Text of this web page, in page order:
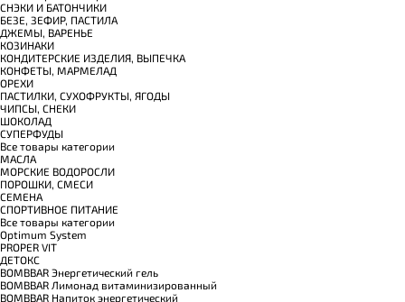
СНЭКИ И БАТОНЧИКИ
БЕЗЕ, ЗЕФИР, ПАСТИЛА
ДЖЕМЫ, ВАРЕНЬЕ
КОЗИНАКИ
КОНДИТЕРСКИЕ ИЗДЕЛИЯ, ВЫПЕЧКА
КОНФЕТЫ, МАРМЕЛАД
ОРЕХИ
ПАСТИЛКИ, СУХОФРУКТЫ, ЯГОДЫ
ЧИПСЫ, СНЕКИ
ШОКОЛАД
СУПЕРФУДЫ
Все товары категории
МАСЛА
МОРСКИЕ ВОДОРОСЛИ
ПОРОШКИ, СМЕСИ
СЕМЕНА
СПОРТИВНОЕ ПИТАНИЕ
Все товары категории
Optimum System
PROPER VIT
ДЕТОКС
BOMBBAR Энергетический гель
BOMBBAR Лимонад витаминизированный
BOMBBAR Напиток энергетический